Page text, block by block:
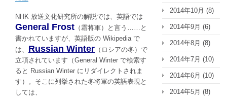
NHK 放送文化研究所の解説では、英語では
General Frost （霜将軍）と言う……と
書かれていますが、英語版の Wikipedia で
は、 Russian Winter （ロシアの冬）で
立項されています（General Winter で検索す
ると Russian Winter にリダイレクトされま
す）。そこに列挙された冬将軍の英語表現と
しては、
2014年10月 (8)
2014年9月 (6)
2014年8月 (8)
2014年7月 (10)
2014年6月 (10)
2014年5月 (8)